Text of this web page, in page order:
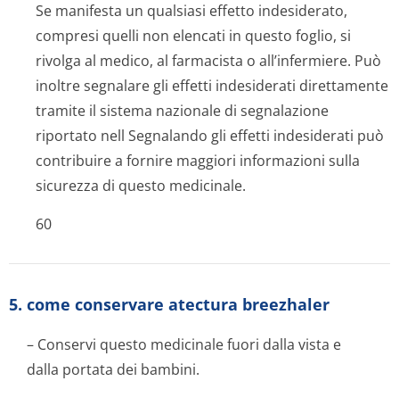
Se manifesta un qualsiasi effetto indesiderato,
compresi quelli non elencati in questo foglio, si
rivolga al medico, al farmacista o all’infermiere. Può
inoltre segnalare gli effetti indesiderati direttamente
tramite il sistema nazionale di segnalazione
riportato nell Segnalando gli effetti indesiderati può
contribuire a fornire maggiori informazioni sulla
sicurezza di questo medicinale.
60
5. come conservare atectura breezhaler
– Conservi questo medicinale fuori dalla vista e
dalla portata dei bambini.